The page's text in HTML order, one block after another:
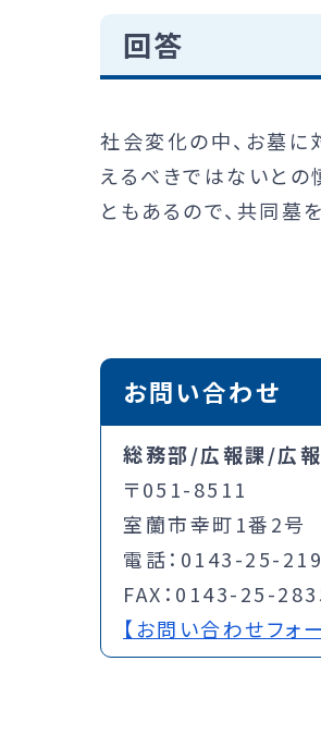
回答
社会変化の中、お墓に
えるべきではないと
ともあるので、共同墓
お問い合わせ
総務部/広報課/広
〒051-8511
室蘭市幸町1番2号
電話：0143-25-
FAX：0143-25-
【お問い合わせフォー